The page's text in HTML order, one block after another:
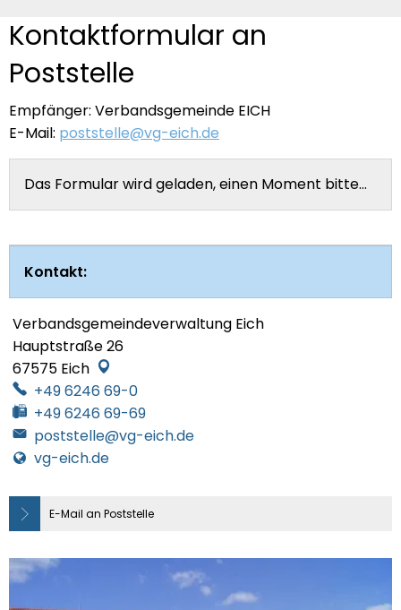
Kontaktformular an
Poststelle
Empfänger: Verbandsgemeinde EICH
E-Mail: poststelle@vg-eich.de
Das Formular wird geladen, einen Moment bitte…
Kontakt:
Verbandsgemeindeverwaltung Eich
Hauptstraße 26
67575 Eich
+49 6246 69-0
+49 6246 69-69
poststelle@vg-eich.de
vg-eich.de
E-Mail an Poststelle